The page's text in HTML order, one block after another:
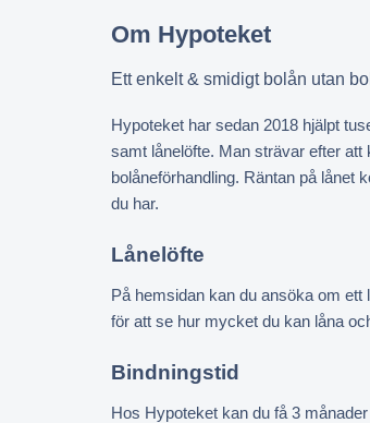
Om Hypoteket
Ett enkelt & smidigt bolån utan
Hypoteket har sedan 2018 hjälpt
samt lånelöfte. Man strävar efter
bolåneförhandling. Räntan på lånet
du har.
Lånelöfte
På hemsidan kan du ansöka om
för att se hur mycket du kan låna
Bindningstid
Hos Hypoteket kan du få 3